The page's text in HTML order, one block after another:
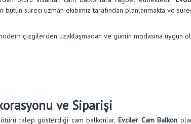
bütün süreci uzman ekibimiz tarafından planlanmakta ve
çizgilerden uzaklaşmadan ve günün modasına uygun
ve Siparişi
ötürü talep gösterdiği cam balkonlar,Evciler Cam Balkon